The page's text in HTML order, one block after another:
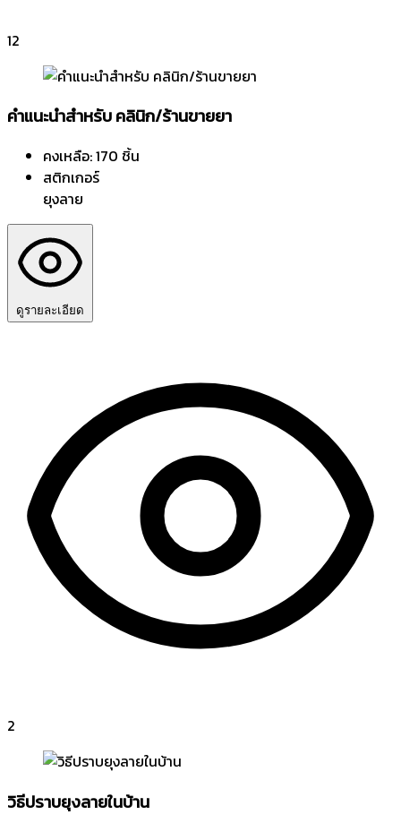
12
คำแนะนำสำหรับ คลินิก/ร้านขายยา
คงเหลือ: 170 ชิ้น
สติกเกอร์
ยุงลาย
ดูรายละเอียด
2
วิธีปราบยุงลายในบ้าน